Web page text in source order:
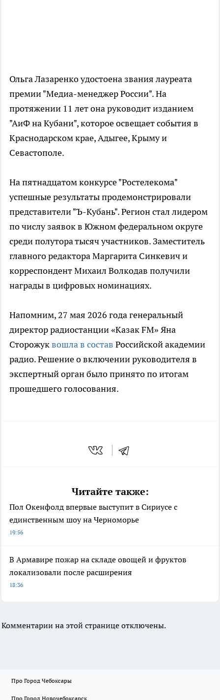
Ольга Лазаренко удостоена звания лауреата
премии "Медиа-менеджер России". На
протяжении 11 лет она руководит изданием
"АиФ на Кубани", которое освещает события в
Краснодарском крае, Адыгее, Крыму и
Севастополе.
На пятнадцатом конкурсе "Ростелекома"
успешные результаты продемонстрировали
представители "Ъ-Кубань". Регион стал лидером
по числу заявок в Южном федеральном округе
среди полутора тысяч участников. Заместитель
главного редактора Маргарита Синкевич и
корреспондент Михаил Волкодав получили
награды в цифровых номинациях.
Напомним, 27 мая 2026 года генеральный
директор радиостанции «Казак FM» Яна
Сторожуквошла в состав Российской академии
радио. Решение о включении руководителя в
экспертный орган было принято по итогам
прошедшего голосования.
Читайте также:
Пол Окенфолд впервые выступит в Сириусе с
единственным шоу на Черноморье
19:56
В Армавире пожар на складе овощей и фруктов
локализовали после расширения
18:36
Комментарии на этой странице отключены.
Про Город Чебоксары
Про Город Новочебоксарск